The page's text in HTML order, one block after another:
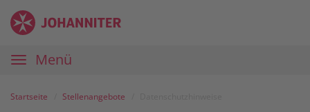
Zum
Inhalt
Anmelden
Zur
Navigation
Zur
Startseite
Karriereportal
Johanniter
Hauptnavigation
Menü
Startseite Stellenangebote